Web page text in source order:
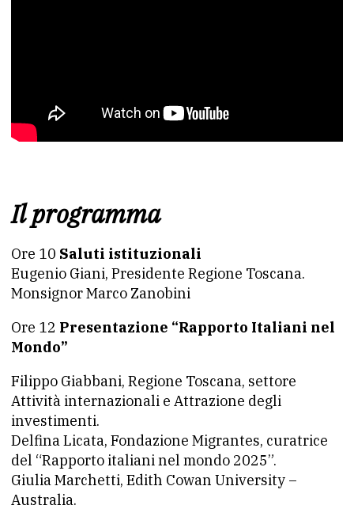
Il programma
Ore 10 Saluti istituzionali
Eugenio Giani, Presidente Regione Toscana.
Monsignor Marco Zanobini
Ore 12 Presentazione “Rapporto Italiani nel
Mondo”
Filippo Giabbani, Regione Toscana, settore
Attività internazionali e Attrazione degli
investimenti.
Delfina Licata, Fondazione Migrantes, curatrice
del “Rapporto italiani nel mondo 2025”.
Giulia Marchetti, Edith Cowan University –
Australia.